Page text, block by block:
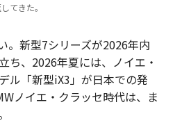
てきた。
。新型7シリーズが2026年内
ち、2026年夏には、ノイエ・
ル「新型iX3」が日本での発
ノイエ・クラッセ時代は、ま